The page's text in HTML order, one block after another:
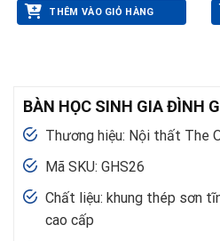
THÊM VÀO GIỎ HÀNG
BÀN HỌC SINH GIA ĐÌNH
Thương hiệu: Nội thất The
Mã SKU: GHS26
Chất liệu: khung thép sơn
cao cấp